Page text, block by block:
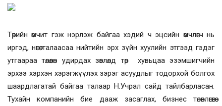
Төрийн өмчит гэж нэрлэж байгаа хэдий ч эцсийн өмчлөгч нь
иргэд, нөгөө талаасаа нийтийн эрх зүйн хуулийн этгээд гэдэг
утгаараа төлөөлөн удирдах зөвлөлд төр хувьцаа эзэмшигчийн
эрхээ хэрхэн хэрэгжүүлэх зэрэг асуудлыг тодорхой болгох
шаардлагатай байгаа талаар Н.Учрал сайд тайлбарласан.
Тухайн компанийн бие дааж засаглах, бизнес төлөвлөгөөгөө